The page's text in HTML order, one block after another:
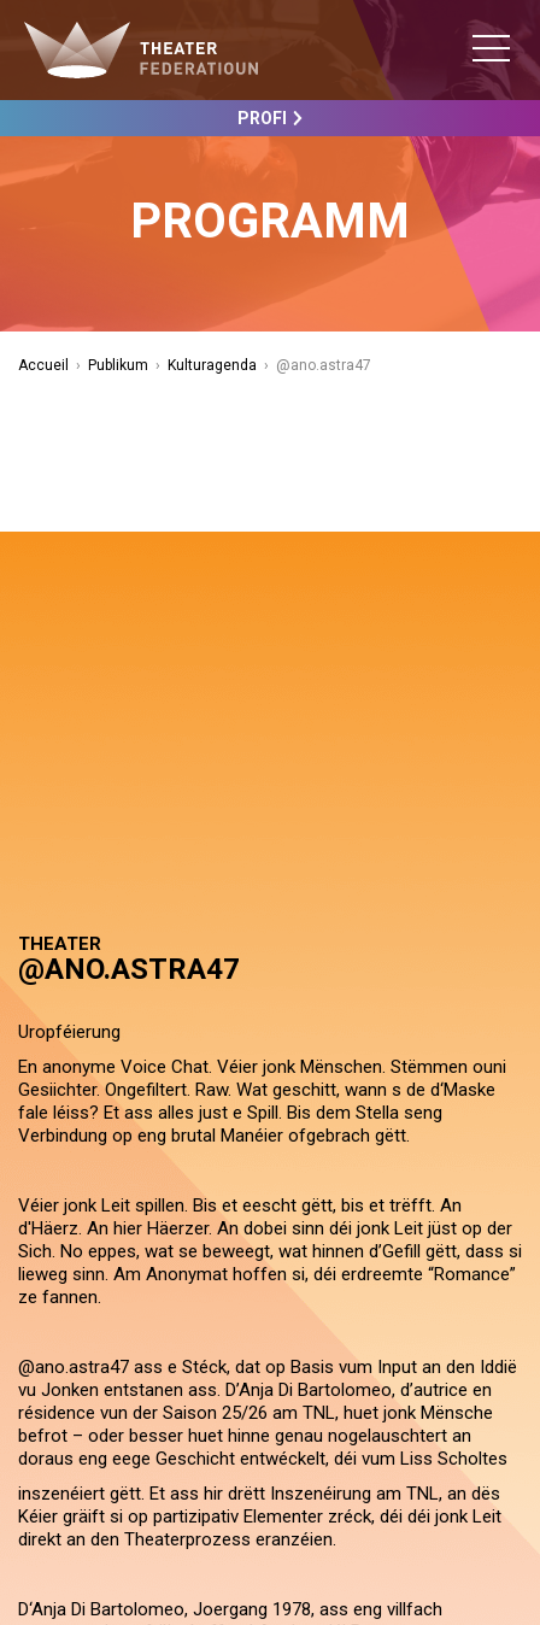
PROFI
PROGRAMM
Accueil › Publikum › Kulturagenda › @ano.astra47
THEATER
@ANO.ASTRA47
Uropféierung
En anonyme Voice Chat. Véier jonk Mënschen. Stëmmen ouni
Gesiichter. Ongefiltert. Raw. Wat geschitt, wann s de d‘Maske
fale léiss? Et ass alles just e Spill. Bis dem Stella seng
Verbindung op eng brutal Manéier ofgebrach gëtt.
Véier jonk Leit spillen. Bis et eescht gëtt, bis et trëfft. An
d'Häerz. An hier Häerzer. An dobei sinn déi jonk Leit jüst op der
Sich. No eppes, wat se beweegt, wat hinnen d’Gefill gëtt, dass si
lieweg sinn. Am Anonymat hoffen si, déi erdreemte “Romance”
ze fannen.
@ano.astra47 ass e Stéck, dat op Basis vum Input an den Iddië
vu Jonken entstanen ass. D’Anja Di Bartolomeo, d’autrice en
résidence vun der Saison 25/26 am TNL, huet jonk Mënsche
befrot – oder besser huet hinne genau nogelauschtert an
doraus eng eege Geschicht entwéckelt, déi vum Liss Scholtes
inszenéiert gëtt. Et ass hir drëtt Inszenéirung am TNL, an dës
Kéier gräift si op partizipativ Elementer zréck, déi déi jonk Leit
direkt an den Theaterprozess eranzéien.
D‘Anja Di Bartolomeo, Joergang 1978, ass eng villfach